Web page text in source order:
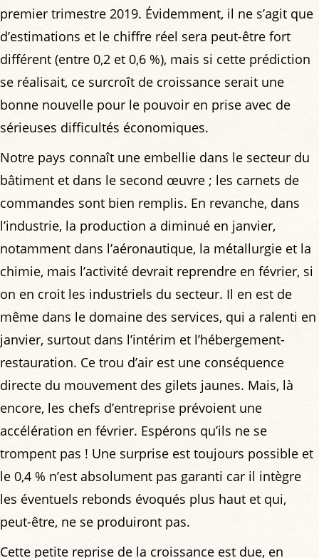
premier trimestre 2019. Évidemment, il ne s’agit que
d’estimations et le chiffre réel sera peut-être fort
différent (entre 0,2 et 0,6 %), mais si cette prédiction
se réalisait, ce surcroît de croissance serait une
bonne nouvelle pour le pouvoir en prise avec de
sérieuses difficultés économiques.
Notre pays connaît une embellie dans le secteur du
bâtiment et dans le second œuvre ; les carnets de
commandes sont bien remplis. En revanche, dans
l’industrie, la production a diminué en janvier,
notamment dans l’aéronautique, la métallurgie et la
chimie, mais l’activité devrait reprendre en février, si
on en croit les industriels du secteur. Il en est de
même dans le domaine des services, qui a ralenti en
janvier, surtout dans l’intérim et l’hébergement-
restauration. Ce trou d’air est une conséquence
directe du mouvement des gilets jaunes. Mais, là
encore, les chefs d’entreprise prévoient une
accélération en février. Espérons qu’ils ne se
trompent pas ! Une surprise est toujours possible et
le 0,4 % n’est absolument pas garanti car il intègre
les éventuels rebonds évoqués plus haut et qui,
peut-être, ne se produiront pas.
Cette petite reprise de la croissance est due, en